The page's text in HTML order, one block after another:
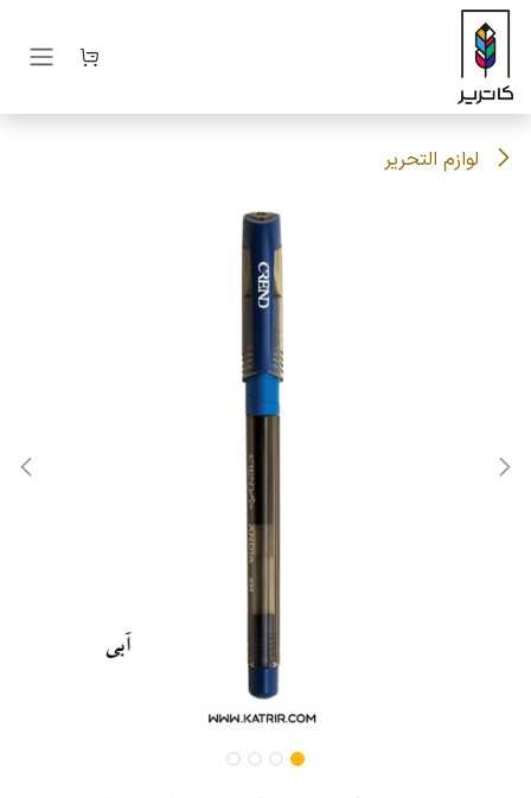
صرف نظر و مشاهده محتوا
لوازم التحریر